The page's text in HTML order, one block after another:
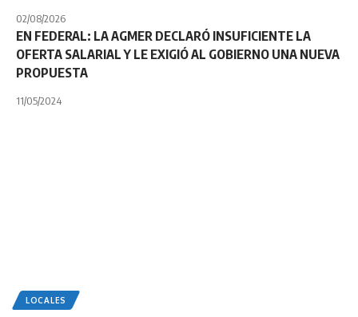
02/08/2026
EN FEDERAL: LA AGMER DECLARÓ INSUFICIENTE LA
OFERTA SALARIAL Y LE EXIGIÓ AL GOBIERNO UNA NUEVA
PROPUESTA
11/05/2024
LOCALES